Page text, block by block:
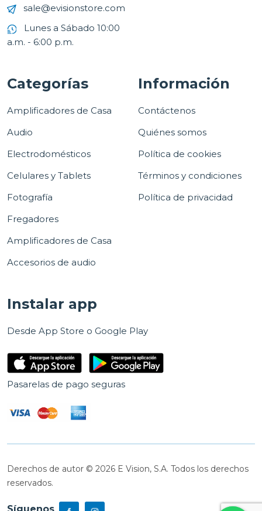
sale@evisionstore.com
Lunes a Sábado 10:00
a.m. - 6:00 p.m.
Categorías
Amplificadores de Casa
Audio
Electrodomésticos
Celulares y Tablets
Fotografía
Fregadores
Amplificadores de Casa
Accesorios de audio
Información
Contáctenos
Quiénes somos
Política de cookies
Términos y condiciones
Política de privacidad
Instalar app
Desde App Store o Google Play
Pasarelas de pago seguras
Derechos de autor © 2026 E Vision, S.A. Todos los derechos
reservados.